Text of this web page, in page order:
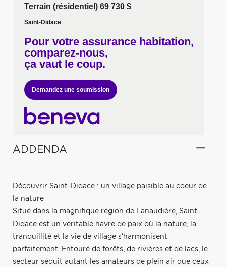
Terrain (résidentiel) 69 730 $
Saint-Didace
Pour votreassurance habitation,
comparez-nous,
ça vaut le coup.
Demandez une soumission
ADDENDA
Découvrir Saint-Didace : un village paisible au coeur de
la nature
Situé dans la magnifique région de Lanaudière, Saint-
Didace est un véritable havre de paix où la nature, la
tranquillité et la vie de village s'harmonisent
parfaitement. Entouré de forêts, de rivières et de lacs, le
secteur séduit autant les amateurs de plein air que ceux